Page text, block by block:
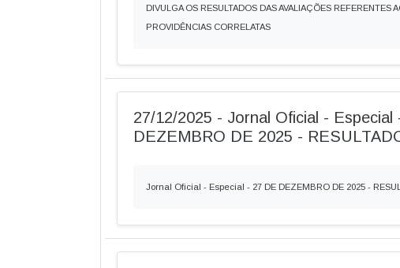
DIVULGA OS RESULTADOS DAS AVALIAÇÕES
PROVIDÊNCIAS CORRELATAS
27/12/2025 - Jornal Oficial - Especial
DEZEMBRO DE 2025 -
Jornal Oficial - Especial - 27 DE DEZEMBRO DE 2025 -